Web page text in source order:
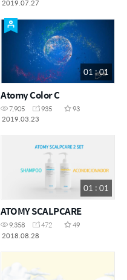
2019.07.27
01 : 01
Atomy Color C
7,905 935
93
2019.03.23
01 : 01
ATOMY SCALPCARE
9,358 472
49
2018.08.28